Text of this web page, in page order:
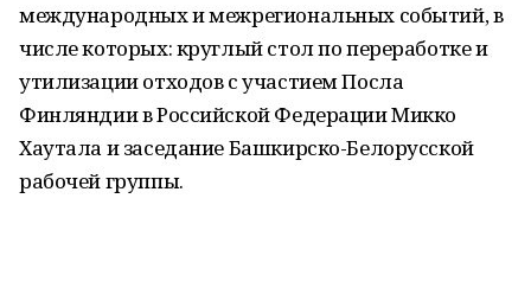
международных и межрегиональных событий, в
числе которых: круглый стол по переработке и
утилизации отходов с участием Посла
Финляндии в Российской Федерации Микко
Хаутала и заседание Башкирско-Белорусской
рабочей группы.